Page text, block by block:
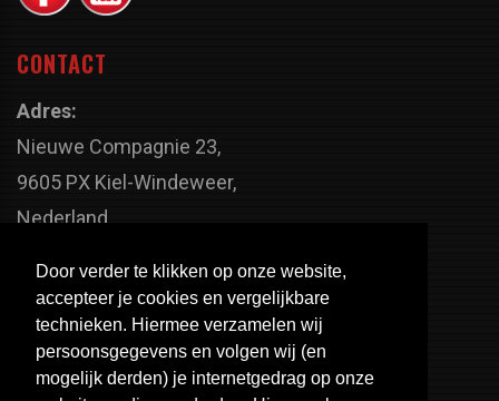
Door verder te klikken op onze website,
accepteer je cookies en vergelijkbare
technieken. Hiermee verzamelen wij
persoonsgegevens en volgen wij (en
mogelijk derden) je internetgedrag op onze
CONTACT
Adres:
Nieuwe Compagnie 23,
9605 PX Kiel-Windeweer,
Nederland
+31 598 - 320 402
Telefoonnummer:
+31 598 - 350 330
Email: